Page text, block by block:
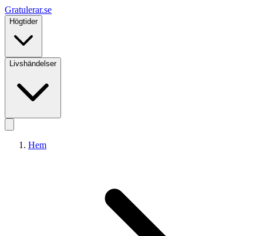
Gratulerar.se
Högtider
Livshändelser
Hem